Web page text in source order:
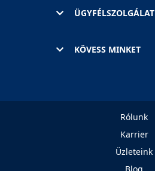
ÜGYFÉLSZOLGÁLAT
KÖVESS MINKET
Rólunk
Karrier
Üzleteink